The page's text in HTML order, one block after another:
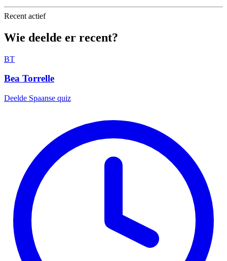
Recent actief
Wie deelde er recent?
BT
Bea Torrelle
Deelde Spaanse quiz